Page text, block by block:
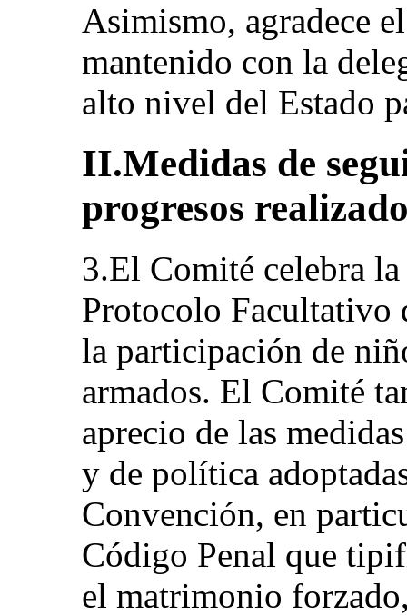
Asimismo, agradece
mantenido con la
alto nivel del Estado
II.Medidas de
progresos
3.El Comité celebra
Protocolo Facultativo
la participación de
armados. El Comité
aprecio de las
y de política
Convención, en
Código Penal que
el matrimonio